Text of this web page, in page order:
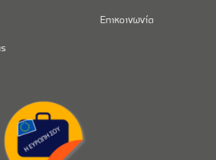
Επικοινωνία